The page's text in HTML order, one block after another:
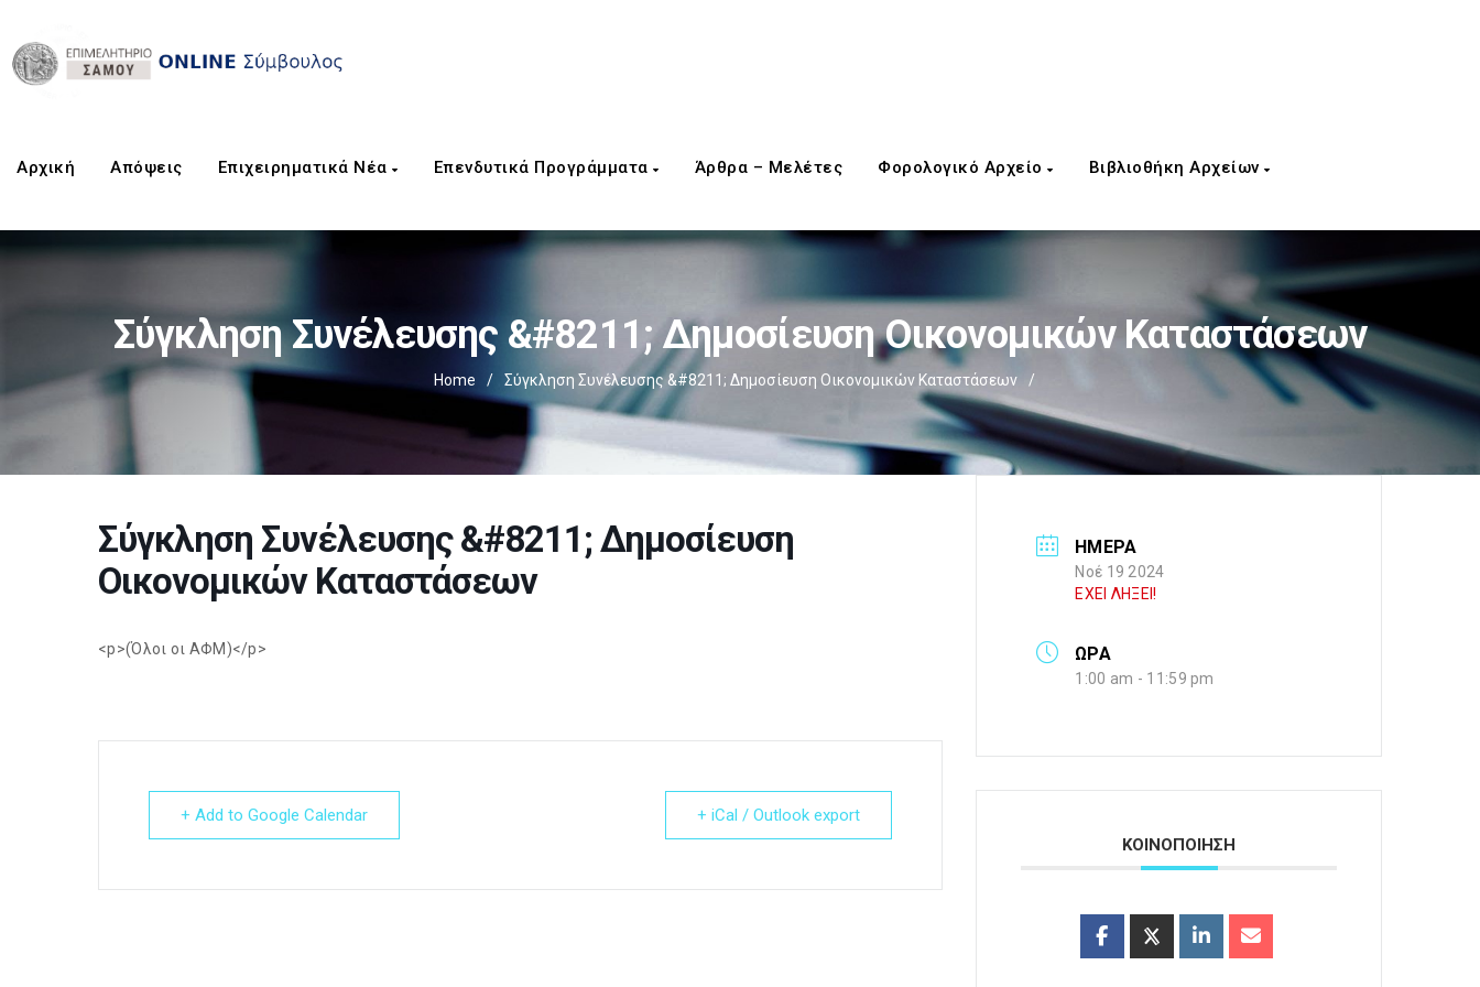
Αρχική Aπόψεις Επιχειρηματικά Νέα Επενδυτικά Προγράμματα Άρθρα – Μελέτες Φορολογικό Αρχείο Βιβλιοθήκη Αρχείων
Σύγκληση Συνέλευσης &#8211; Δημοσίευση Οικονομικών Καταστάσεων
Home / Σύγκληση Συνέλευσης &#8211; Δημοσίευση Οικονομικών Καταστάσεων /
Σύγκληση Συνέλευσης &#8211; Δημοσίευση
Οικονομικών Καταστάσεων
<p>(Όλοι οι ΑΦΜ)</p>
+ Add to Google Calendar + iCal / Outlook export
ΗΜΕΡΑ
Νοέ 19 2024
ΕΧΕΙ ΛΗΞΕΙ!
ΩΡΑ
1:00 am - 11:59 pm
ΚΟΙΝΟΠΟΙΗΣΗ